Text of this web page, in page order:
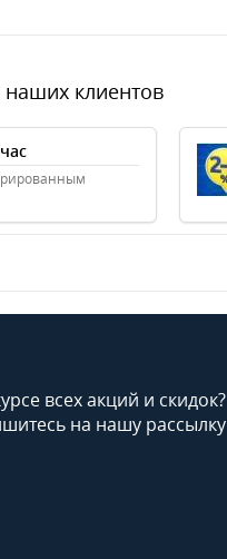
клиентов
всех акций и скидок?
на нашу рассылку